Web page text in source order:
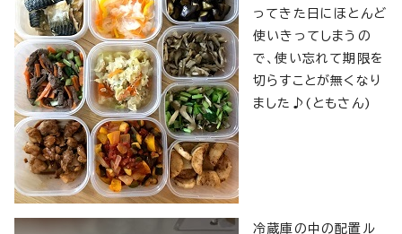
ってきた日にほとんど
使いきってしまうの
で、使い忘れて期限を
切らすことが無くなり
ました♪(ともさん)
冷蔵庫の中の配置ル